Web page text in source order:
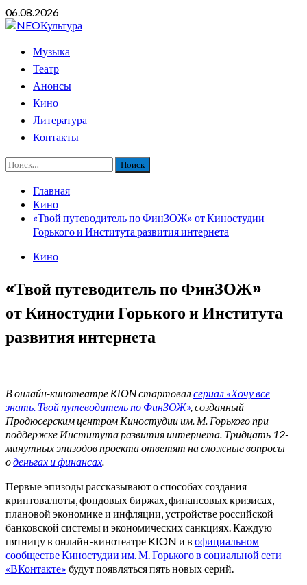
Перейти
к
06.08.2026
ОсновноеМузыка
Театр
Анонсы
Кино
Литература
Контакты
Найти:
Главная
Кино
«Твой путеводитель по ФинЗОЖ» от Киностудии
Горького и Института развития интернета
Кино
«Твой путеводитель по ФинЗОЖ»
от Киностудии Горького и Института
развития интернета
В онлайн-кинотеатре KION стартовалсериал «Хочу все
знать. Твой путеводитель по ФинЗОЖ»​, созданный
Продюсерским центром Киностудии им. М. Горького при
поддержке Института развития интернета. Тридцать 12-
минутных эпизодов проекта ответят на сложные вопросы
оденьгах и финансах​.
Первые эпизоды рассказывают о способах создания
криптовалюты, фондовых биржах, финансовых кризисах,
плановой экономике и инфляции, устройстве российской
банковской системы и экономических санкциях. Каждую
пятницу в онлайн-кинотеатре KION и в официальном
сообществе Киностудии им. М. Горького в социальной сети
«ВКонтакте»​ будут появляться пять новых серий.